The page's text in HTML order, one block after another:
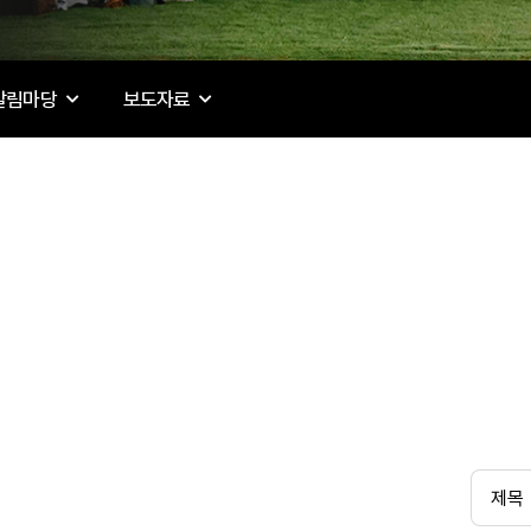
림마당 보도자료